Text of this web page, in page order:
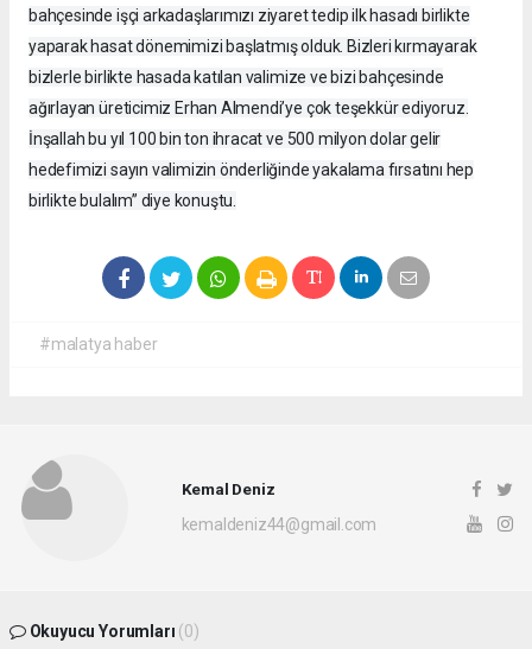
bahçesinde işçi arkadaşlarımızı ziyaret tedip ilk hasadı birlikte
yaparak hasat dönemimizi başlatmış olduk. Bizleri kırmayarak
bizlerle birlikte hasada katılan valimize ve bizi bahçesinde
ağırlayan üreticimiz Erhan Almendi’ye çok teşekkür ediyoruz.
İnşallah bu yıl 100 bin ton ihracat ve 500 milyon dolar gelir
hedefimizi sayın valimizin önderliğinde yakalama fırsatını hep
birlikte bulalım” diye konuştu.
#malatya haber
Kemal Deniz
kemaldeniz44@gmail.com
Okuyucu Yorumları (0)